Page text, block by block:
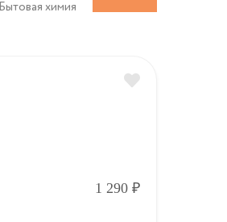
Бытовая химия
1 290 Р